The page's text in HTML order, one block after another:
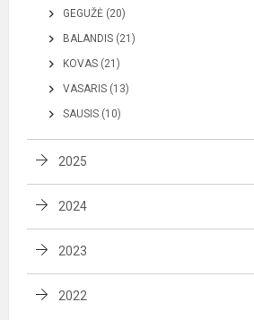
GEGUŽĖ (20)
BALANDIS (21)
KOVAS (21)
VASARIS (13)
SAUSIS (10)
2025
2024
2023
2022